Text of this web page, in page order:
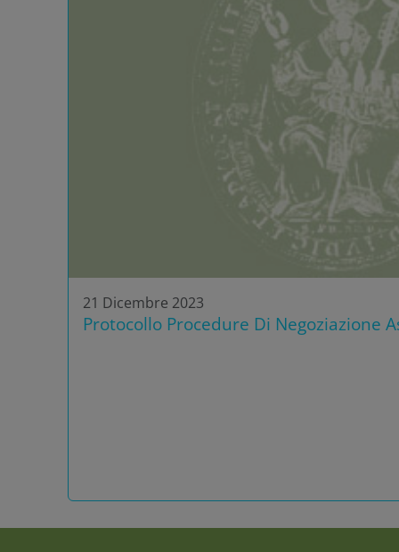
21 Dicembre 2023
Protocollo Procedure Di Negoziazione